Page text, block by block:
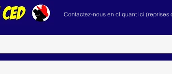
Contactez-nous en cliquant ici (reprises